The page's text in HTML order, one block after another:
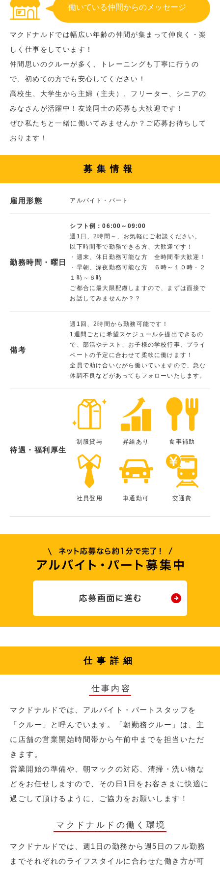
働いている仲間からのメッセージ
マクドナルドでは幅広い年齢の仲間が集まって仲良く・楽
しく仕事をしています！
仲間思いのクルーが多く、トレーニングも丁寧に行うの
で、初めての方でも安心してください！
高校生、大学生から主婦（主夫）、フリーター、シニアの
みなさんが活躍中！友達同士の応募も大歓迎です！
ぜひ私たちと一緒に働いてみませんか？ご応募お待ちして
おります！
募集情報
雇用形態 アルバイト・パート
勤務時間・曜日
シフト例：06:00～09:00
週1日、2時間～、お気軽にご相談ください。
以下時間帯で勤務できる方、大歓迎です！
・週末、休日勤務可能な方 全時間帯大歓迎！
・早朝、深夜勤務可能な方 ６時～１０時・２
１時～６時
ご都合に最大限配慮しますので、まずは面接で
お話してみませんか？？
備考
週1回、2時間から勤務可能です！
1週間ごとに希望スケジュールを提出できるの
で、部活やテスト、お子様の学校行事、プライ
ベートの予定に合わせて柔軟に働けます！
全員で助け合いながら働いていますので、急な
体調不良などがあってもフォローいたします。
待遇・福利厚生
制服貸与 昇給あり 食事補助
社員登用 車通勤可 交通費
仕事詳細
仕事内容
マクドナルドでは、アルバイト・パートスタッフを
「クルー」と呼んでいます。「朝勤務クルー」は、主
に店舗の営業開始時間帯から午前中までを担当いただ
きます。
営業開始の準備や、朝マックの対応、清掃・洗い物な
どをお任せしますので、その日1日をお客さまに快適に
過ごして頂けるように、ご協力をお願いします！
マクドナルドの働く環境
マクドナルドでは、週1日の勤務から週5日のフル勤務
までそれぞれのライフスタイルに合わせた働き方が可